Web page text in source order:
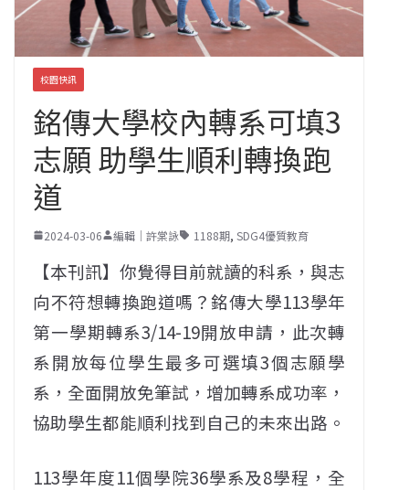
校園快訊
銘傳大學校內轉系可填3
志願 助學生順利轉換跑
道
2024-03-06 編輯｜許棠詠 1188期, SDG4優質教育
【本刊訊】你覺得目前就讀的科系，與志
向不符想轉換跑道嗎？銘傳大學113學年
第一學期轉系3/14-19開放申請，此次轉
系開放每位學生最多可選填3個志願學
系，全面開放免筆試，增加轉系成功率，
協助學生都能順利找到自己的未來出路。
113學年度11個學院36學系及8學程，全